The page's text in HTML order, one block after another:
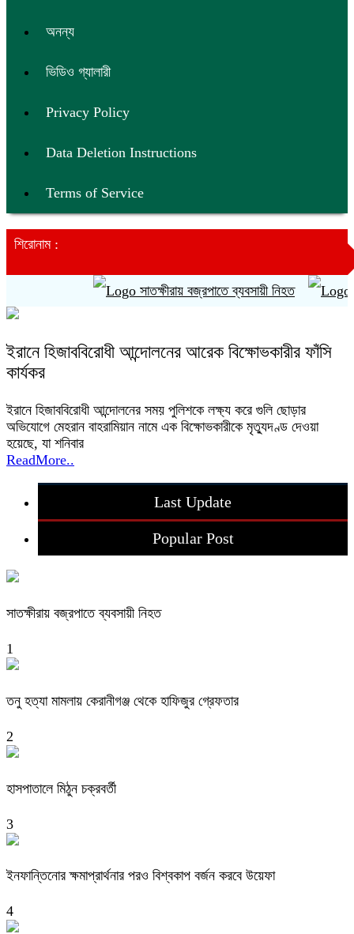
অনন্য
ভিডিও গ্যালারী
Privacy Policy
Data Deletion Instructions
Terms of Service
শিরোনাম :
সাতক্ষীরায় বজ্রপাতে ব্যবসায়ী নিহত তনু
ইরানে হিজাববিরোধী আন্দোলনের আরেক বিক্ষোভকারীর ফাঁসি
কার্যকর
ইরানে হিজাববিরোধী আন্দোলনের সময় পুলিশকে লক্ষ্য করে গুলি ছোড়ার
অভিযোগে মেহরান বাহরামিয়ান নামে এক বিক্ষোভকারীকে মৃত্যুদণ্ড দেওয়া
হয়েছে, যা শনিবার
ReadMore..
Last Update
Popular Post
সাতক্ষীরায় বজ্রপাতে ব্যবসায়ী নিহত
1
তনু হত্যা মামলায় কেরানীগঞ্জ থেকে হাফিজুর গ্রেফতার
2
হাসপাতালে মিঠুন চক্রবর্তী
3
ইনফান্তিনোর ক্ষমাপ্রার্থনার পরও বিশ্বকাপ বর্জন করবে উয়েফা
4